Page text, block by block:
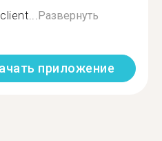
Развернуть
приложение